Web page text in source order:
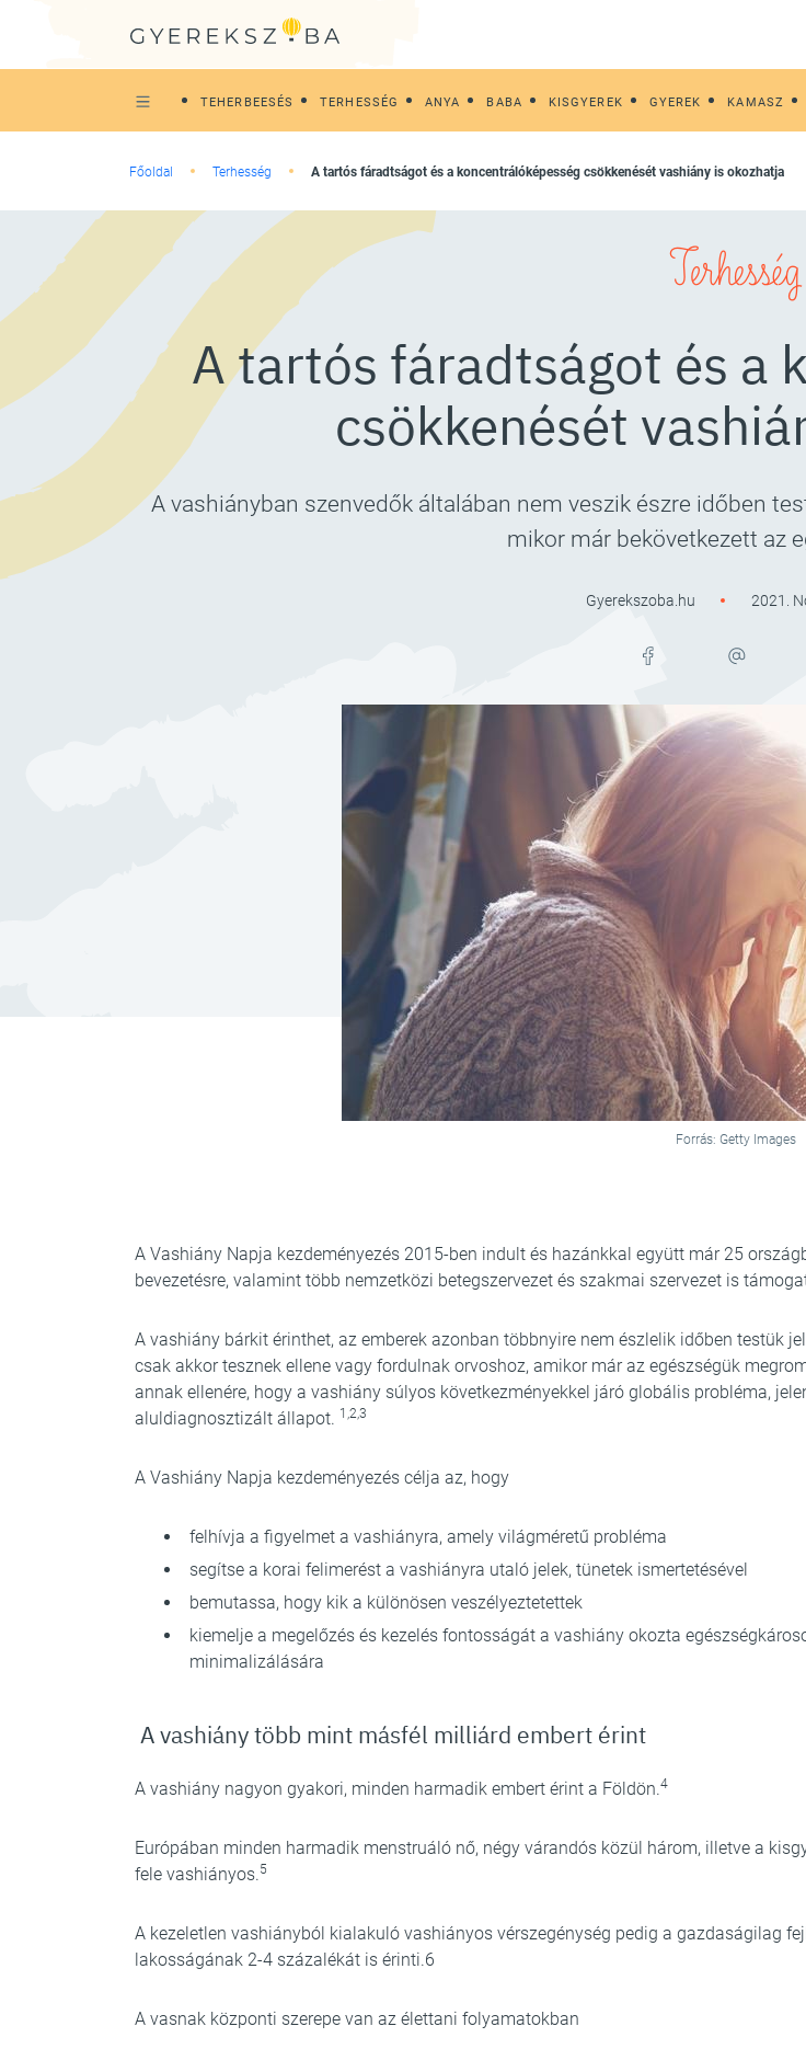
TEHERBEESÉS TERHESSÉG ANYA BABA KISGYEREK GYEREK KAMASZ
Főoldal Terhesség A tartós fáradtságot és a koncentrálóképesség csökkenését vashiány is okozhatja
Terhesség
A tartós fáradtságot és a
csökkenését
A vashiányban szenvedők általában nem veszik észre időben
mikor már bekövetkezett az
Gyerekszoba.hu 2021.
Forrás: Getty Images
A Vashiány Napja kezdeményezés 2015-ben indult és hazánkkal együtt már 25
bevezetésre, valamint több nemzetközi betegszervezet és szakmai szervezet is
A vashiány bárkit érinthet, az emberek azonban többnyire nem észlelik időben testük
csak akkor tesznek ellene vagy fordulnak orvoshoz, amikor már az egészségük
annak ellenére, hogy a vashiány súlyos következményekkel járó globális probléma,
aluldiagnosztizált állapot. 1,2,3
A Vashiány Napja kezdeményezés célja az, hogy
felhívja a figyelmet a vashiányra, amely világméretű probléma
segítse a korai felimerést a vashiányra utaló jelek, tünetek ismertetésével
bemutassa, hogy kik a különösen veszélyeztetettek
kiemelje a megelőzés és kezelés fontosságát a vashiány okozta
minimalizálására
A vashiány több mint másfél milliárd embert érint
A vashiány nagyon gyakori, minden harmadik embert érint a Földön.4
Európában minden harmadik menstruáló nő, négy várandós közül három, illetve a
fele vashiányos.5
A kezeletlen vashiányból kialakuló vashiányos vérszegénység pedig a gazdaságilag
lakosságának 2-4 százalékát is érinti.6
A vasnak központi szerepe van az élettani folyamatokban